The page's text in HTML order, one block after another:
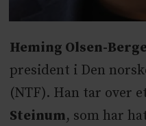
Heming Olsen-
president i Den
(NTF). Han tar over
Steinum, som har